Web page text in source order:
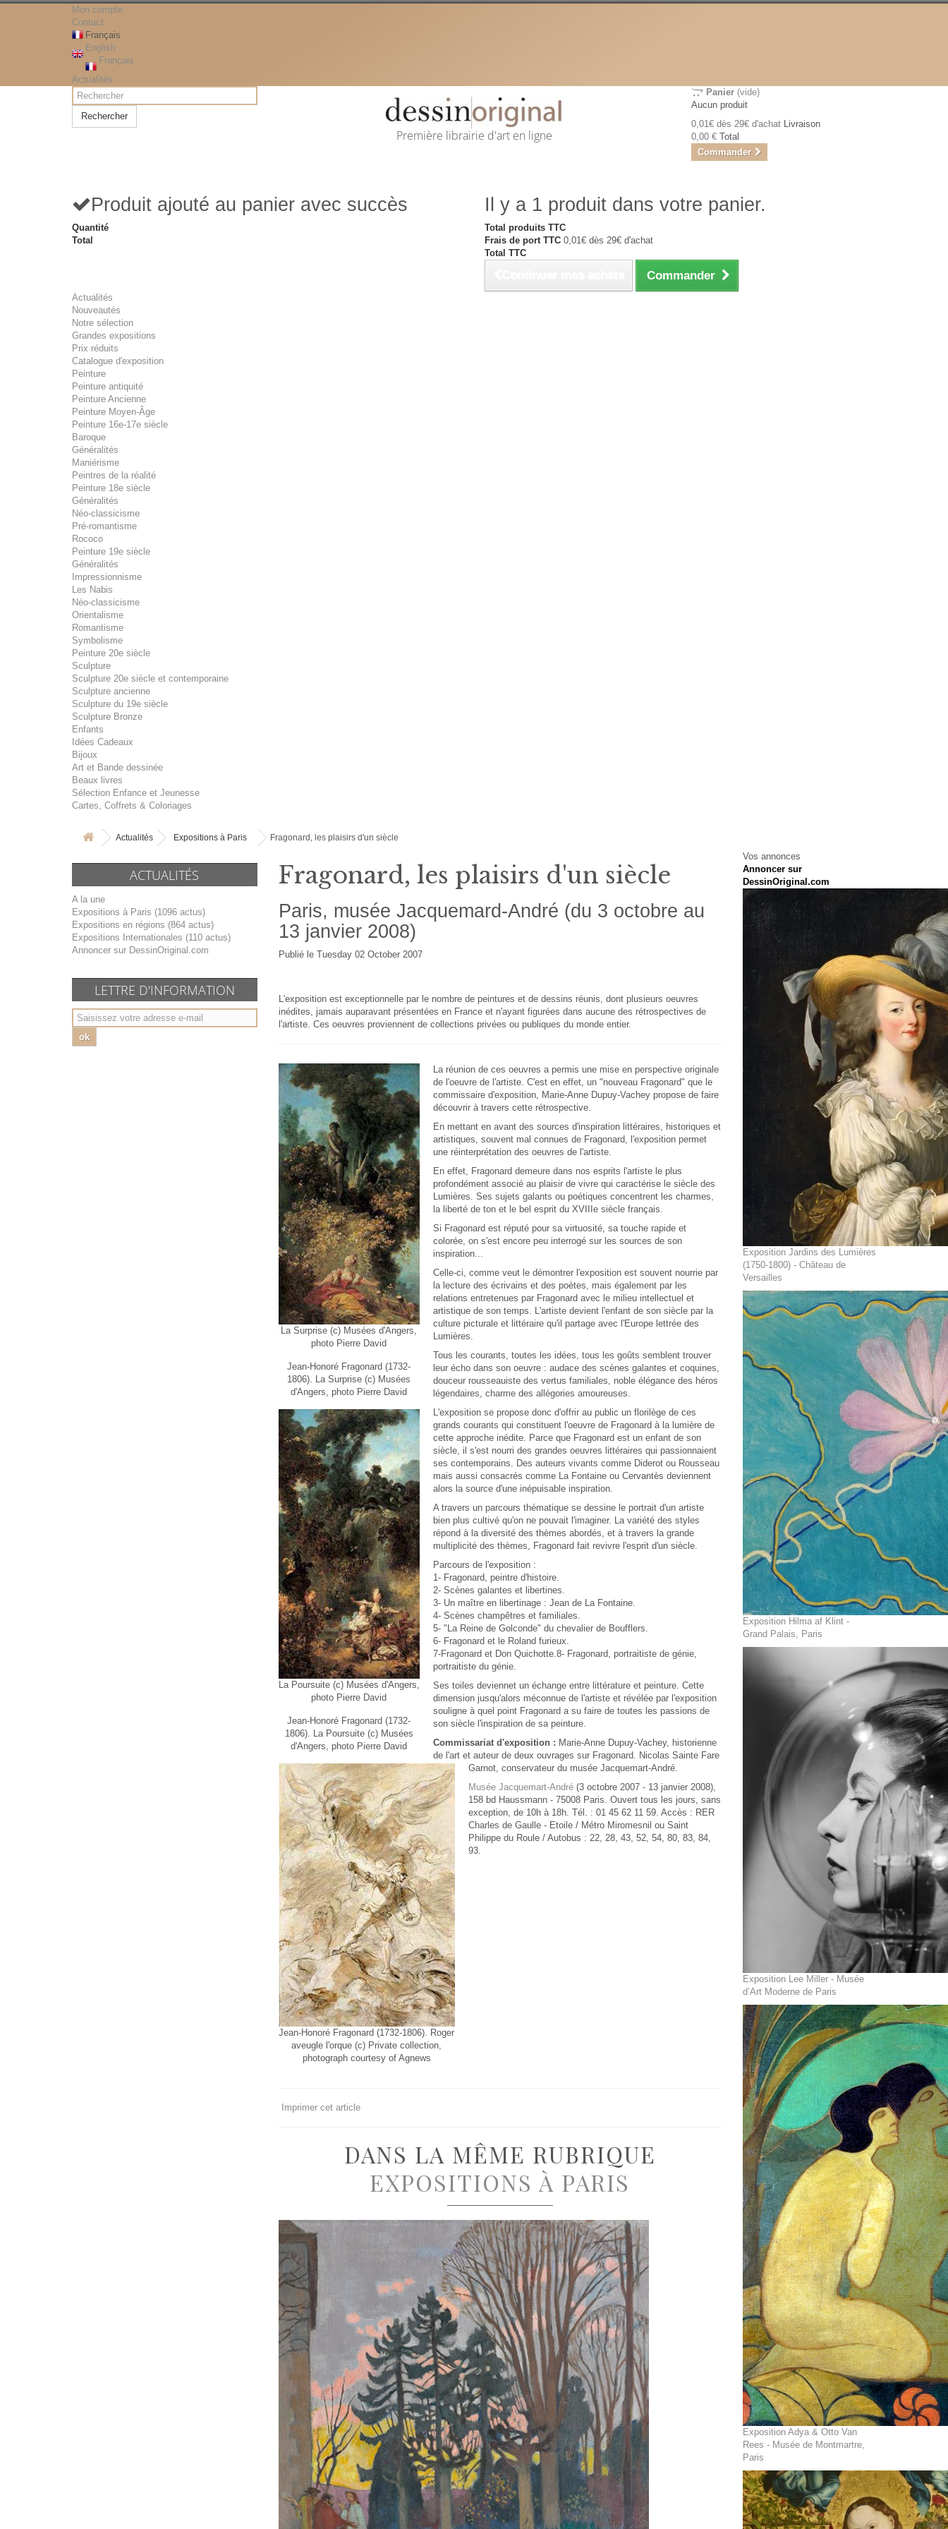
Mon compte
Contact
Français
English
Français
Actualités
Rechercher
Première librairie d'art en ligne
Panier (vide)
Aucun produit
0,01€ dès 29€ d'achat Livraison
0,00 € Total
Commander
Produit ajouté au panier avec succès
Quantité
Total
Il y a 1 produit dans votre panier.
Total produits TTC
Frais de port TTC 0,01€ dès 29€ d'achat
Total TTC
Commander
Actualités
Nouveautés
Notre sélection
Grandes expositions
Prix réduits
Catalogue d'exposition
Peinture
Peinture antiquité
Peinture Ancienne
Peinture Moyen-Âge
Peinture 16e-17e siècle
Baroque
Généralités
Maniérisme
Peintres de la réalité
Peinture 18e siècle
Généralités
Néo-classicisme
Pré-romantisme
Rococo
Peinture 19e siècle
Généralités
Impressionnisme
Les Nabis
Néo-classicisme
Orientalisme
Romantisme
Symbolisme
Peinture 20e siècle
Sculpture
Sculpture 20e siècle et contemporaine
Sculpture ancienne
Sculpture du 19e siècle
Sculpture Bronze
Enfants
Idées Cadeaux
Bijoux
Art et Bande dessinée
Beaux livres
Sélection Enfance et Jeunesse
Cartes, Coffrets & Coloriages
Actualités Expositions à Paris Fragonard, les plaisirs d'un siècle
ACTUALITÉS
A la une
Expositions à Paris (1096 actus)
Expositions en régions (864 actus)
Expositions Internationales (110 actus)
Annoncer sur DessinOriginal.com
LETTRE D'INFORMATION
ok
Fragonard, les plaisirs d'un siècle
Paris, musée Jacquemard-André (du 3 octobre au
13 janvier 2008)
Publié le Tuesday 02 October 2007
L'exposition est exceptionnelle par le nombre de peintures et de dessins réunis, dont plusieurs oeuvres
inédites, jamais auparavant présentées en France et n'ayant figurées dans aucune des rétrospectives de
l'artiste. Ces oeuvres proviennent de collections privées ou publiques du monde entier.
La Surprise (c) Musées d'Angers,
photo Pierre David
Jean-Honoré Fragonard (1732-
1806). La Surprise (c) Musées
d'Angers, photo Pierre David
La réunion de ces oeuvres a permis une mise en perspective originale
de l'oeuvre de l'artiste. C'est en effet, un "nouveau Fragonard" que le
commissaire d'exposition, Marie-Anne Dupuy-Vachey propose de faire
découvrir à travers cette rétrospective.
En mettant en avant des sources d'inspiration littéraires, historiques et
artistiques, souvent mal connues de Fragonard, l'exposition permet
une réinterprétation des oeuvres de l'artiste.
En effet, Fragonard demeure dans nos esprits l'artiste le plus
profondément associé au plaisir de vivre qui caractérise le siècle des
Lumières. Ses sujets galants ou poétiques concentrent les charmes,
la liberté de ton et le bel esprit du XVIIIe siècle français.
Si Fragonard est réputé pour sa virtuosité, sa touche rapide et
colorée, on s'est encore peu interrogé sur les sources de son
inspiration...
La Poursuite (c) Musées d'Angers,
photo Pierre David
Jean-Honoré Fragonard (1732-
1806). La Poursuite (c) Musées
d'Angers, photo Pierre David
Celle-ci, comme veut le démontrer l'exposition est souvent nourrie par
la lecture des écrivains et des poètes, mais également par les
relations entretenues par Fragonard avec le milieu intellectuel et
artistique de son temps. L'artiste devient l'enfant de son siècle par la
culture picturale et littéraire qu'il partage avec l'Europe lettrée des
Lumières.
Tous les courants, toutes les idées, tous les goûts semblent trouver
leur écho dans son oeuvre : audace des scènes galantes et coquines,
douceur rousseauiste des vertus familiales, noble élégance des héros
légendaires, charme des allégories amoureuses.
L'exposition se propose donc d'offrir au public un florilège de ces
grands courants qui constituent l'oeuvre de Fragonard à la lumière de
cette approche inédite. Parce que Fragonard est un enfant de son
siècle, il s'est nourri des grandes oeuvres littéraires qui passionnaient
ses contemporains. Des auteurs vivants comme Diderot ou Rousseau
mais aussi consacrés comme La Fontaine ou Cervantès deviennent
alors la source d'une inépuisable inspiration.
Jean-Honoré Fragonard (1732-1806). Roger
aveugle l'orque (c) Private collection,
photograph courtesy of Agnews
A travers un parcours thématique se dessine le portrait d'un artiste
bien plus cultivé qu'on ne pouvait l'imaginer. La variété des styles
répond à la diversité des thèmes abordés, et à travers la grande
multiplicité des thèmes, Fragonard fait revivre l'esprit d'un siècle.
Parcours de l'exposition :
1- Fragonard, peintre d'histoire.
2- Scènes galantes et libertines.
3- Un maître en libertinage : Jean de La Fontaine.
4- Scènes champêtres et familiales.
5- "La Reine de Golconde" du chevalier de Boufflers.
6- Fragonard et le Roland furieux.
7-Fragonard et Don Quichotte.8- Fragonard, portraitiste de génie,
portraitiste du génie.
Ses toiles deviennet un échange entre littérature et peinture. Cette
dimension jusqu'alors méconnue de l'artiste et révélée par l'exposition
souligne à quel point Fragonard a su faire de toutes les passions de
son siècle l'inspiration de sa peinture.
Commissariat d'exposition : Marie-Anne Dupuy-Vachey, historienne
de l'art et auteur de deux ouvrages sur Fragonard. Nicolas Sainte Fare
Garnot, conservateur du musée Jacquemart-André.
Musée Jacquemart-André (3 octobre 2007 - 13 janvier 2008),
158 bd Haussmann - 75008 Paris. Ouvert tous les jours, sans
exception, de 10h à 18h. Tél. : 01 45 62 11 59. Accès : RER
Charles de Gaulle - Etoile / Métro Miromesnil ou Saint
Philippe du Roule / Autobus : 22, 28, 43, 52, 54, 80, 83, 84,
93.
Imprimer cet article
DANS LA MÊME RUBRIQUE
EXPOSITIONS À PARIS
Vos annonces
Annoncer sur
DessinOriginal.com
Exposition Jardins des Lumières
(1750-1800) - Château de
Versailles
Exposition Hilma af Klint -
Grand Palais, Paris
Exposition Lee Miller - Musée
d’Art Moderne de Paris
Exposition Adya & Otto Van
Rees - Musée de Montmartre,
Paris